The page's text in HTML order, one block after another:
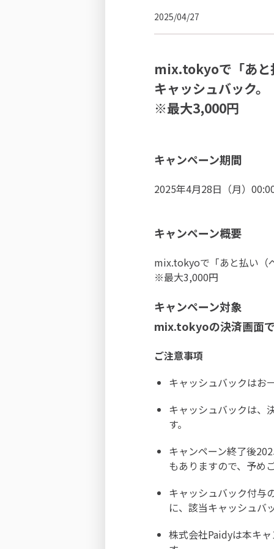
2025/04/27
mix.tokyoで「あと
キャッシュバック。
※最大3,000円
キャンペーン期間
2025年4月28日（月）
キャンペーン概要
mix.tokyoで「あと払い（
※最大3,000円
キャンペーン対象
mix.tokyoの決済画面
ご注意事項
キャッシュバックはお
キャッシュバックは、
す。
キャンペーン終了後
もありますので、予め
キャッシュバック付与
に、該当キャッシュバ
株式会社Paidyは本キ